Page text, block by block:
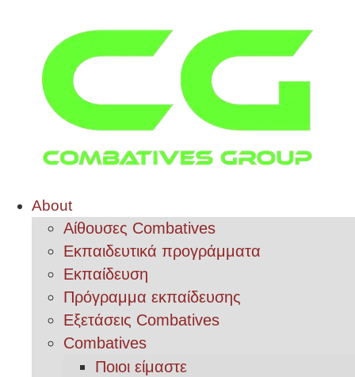
About
Αίθουσες Combatives
Εκπαιδευτικά προγράμματα
Εκπαίδευση
Πρόγραμμα εκπαίδευσης
Εξετάσεις Combatives
Combatives
Ποιοι είμαστε